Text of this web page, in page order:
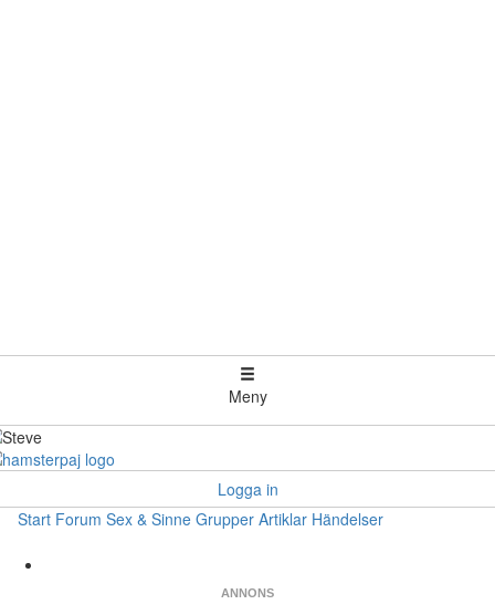
Meny
Logga in
Start Forum Sex & Sinne Grupper Artiklar Händelser
ANNONS